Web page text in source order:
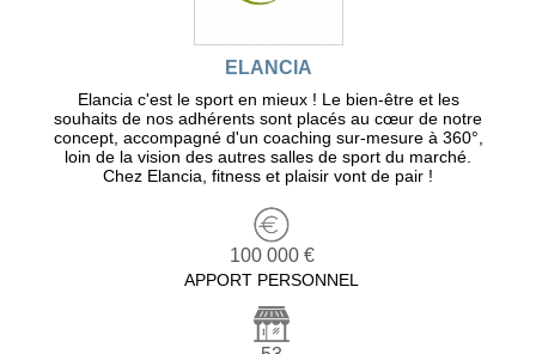
ELANCIA
Elancia c'est le sport en mieux ! Le bien-être et les
souhaits de nos adhérents sont placés au cœur de notre
concept, accompagné d'un coaching sur-mesure à 360°,
loin de la vision des autres salles de sport du marché.
Chez Elancia, fitness et plaisir vont de pair !
100 000 €
APPORT PERSONNEL